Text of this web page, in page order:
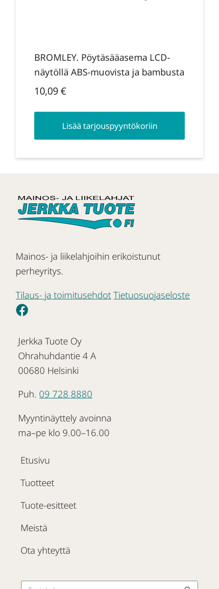
BROMLEY. Pöytäsääasema LCD-
näytöllä ABS-muovista ja bambusta
10,09€
Lisää tarjouspyyntökoriin
Mainos- ja liikelahjoihin erikoistunut
perheyritys.
Tilaus- ja toimitusehdot Tietuosuojaseloste
Jerkka Tuote Oy
Ohrahuhdantie 4 A
00680 Helsinki
Puh. 09 728 8880
Myyntinäyttely avoinna
ma–pe klo 9.00–16.00
Etusivu
Tuotteet
Tuote-esitteet
Meistä
Ota yhteyttä